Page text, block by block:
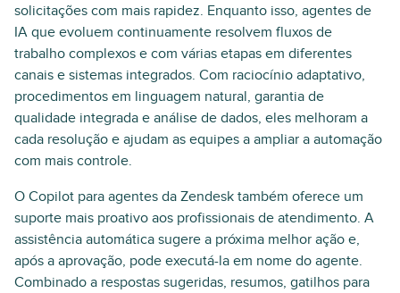
solicitações com mais rapidez. Enquanto isso, agentes de
IA que evoluem continuamente resolvem fluxos de
trabalho complexos e com várias etapas em diferentes
canais e sistemas integrados. Com raciocínio adaptativo,
procedimentos em linguagem natural, garantia de
qualidade integrada e análise de dados, eles melhoram a
cada resolução e ajudam as equipes a ampliar a automação
com mais controle.
O Copilot para agentes da Zendesk também oferece um
suporte mais proativo aos profissionais de atendimento. A
assistência automática sugere a próxima melhor ação e,
após a aprovação, pode executá-la em nome do agente.
Combinado a respostas sugeridas, resumos, gatilhos para